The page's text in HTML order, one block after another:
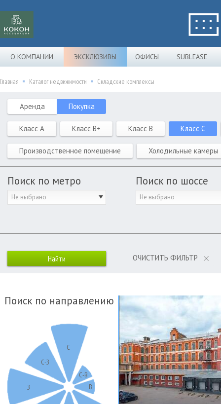
О КОМПАНИИ ЭКСКЛЮЗИВЫ ОФИСЫ SUBLEASE
Главная Каталог недвижимости Складские комплексы
Аренда Покупка
Класс A Класс B+ Класс B Класс C
Производственное помещение Холодильные камеры
Поиск по метро
Не выбрано
Поиск по шоссе
Не выбрано
ОЧИСТИТЬ ФИЛЬТР
Поиск по направлению
С
С-В
В
З
С-З